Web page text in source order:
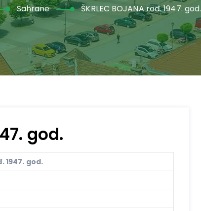
Sahrane ŠKRLEC BOJANA rođ. 1947. god.
god.
1947. god.